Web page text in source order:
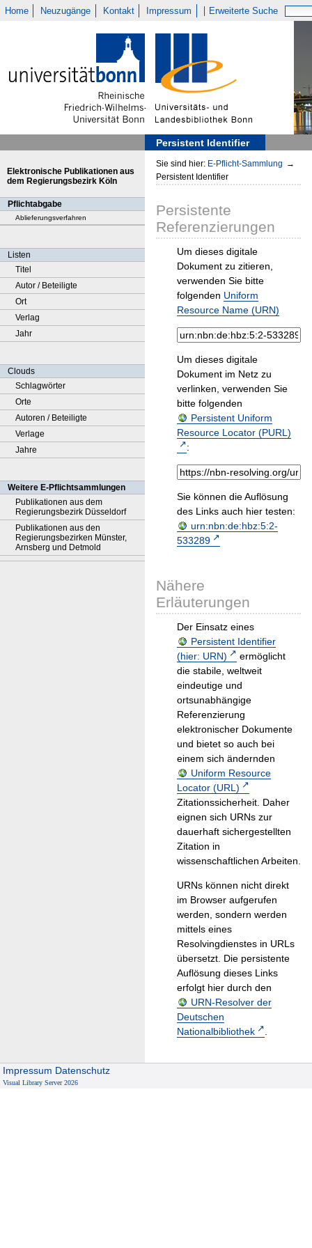
Home Neuzugänge Kontakt Impressum Erweiterte Suche
Persistent Identifier
Elektronische Publikationen aus
dem Regierungsbezirk Köln
Pflichtabgabe
Ablieferungsverfahren
Listen
Titel
Autor / Beteiligte
Ort
Verlag
Jahr
Clouds
Schlagwörter
Orte
Autoren / Beteiligte
Verlage
Jahre
Weitere E-Pflichtsammlungen
Publikationen aus dem
Regierungsbezirk Düsseldorf
Publikationen aus den
Regierungsbezirken Münster,
Arnsberg und Detmold
Sie sind hier: E-Pflicht-Sammlung →
Persistent Identifier
Persistente
Referenzierungen
Um dieses digitale
Dokument zu zitieren,
verwenden Sie bitte
folgenden Uniform
Resource Name (URN)
Um dieses digitale
Dokument im Netz zu
verlinken, verwenden Sie
bitte folgenden
Persistent Uniform
Resource Locator (PURL)
:
Sie können die Auflösung
des Links auch hier testen:
urn:nbn:de:hbz:5:2-
533289
Nähere
Erläuterungen
Der Einsatz eines
Persistent Identifier
(hier: URN)
ermöglicht
die stabile, weltweit
eindeutige und
ortsunabhängige
Referenzierung
elektronischer Dokumente
und bietet so auch bei
einem sich ändernden
Uniform Resource
Locator (URL)
Zitationssicherheit. Daher
eignen sich URNs zur
dauerhaft sichergestellten
Zitation in
wissenschaftlichen Arbeiten.
URNs können nicht direkt
im Browser aufgerufen
werden, sondern werden
mittels eines
Resolvingdienstes in URLs
übersetzt. Die persistente
Auflösung dieses Links
erfolgt hier durch den
URN-Resolver der
Deutschen
Nationalbibliothek
.
Impressum Datenschutz
Visual Library Server 2026